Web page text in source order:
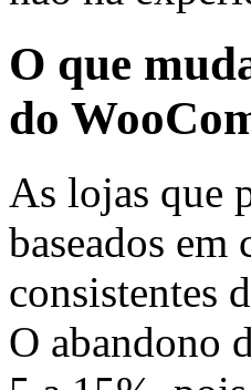
O que
do
As lojas que
baseados
consistentes
O abandono